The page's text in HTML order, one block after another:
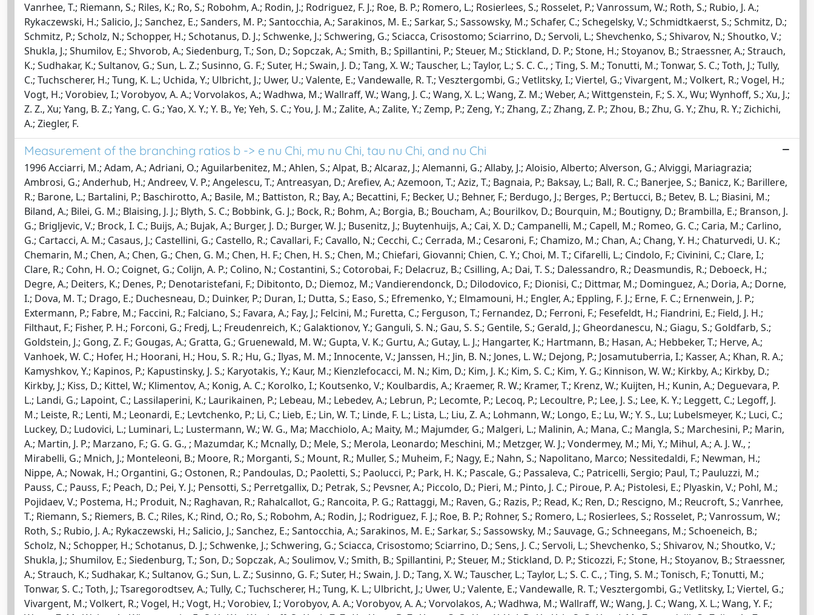
Vanrhee, T.; Riemann, S.; Riles, K.; Ro, S.; Robohm, A.; Rodin, J.; Rodriguez, F. J.; Roe, B. P.; Romero, L.; Rosierlees, S.; Rosselet, P.; Vanrossum, W.; Roth, S.; Rubio, J. A.;
Rykaczewski, H.; Salicio, J.; Sanchez, E.; Sanders, M. P.; Santocchia, A.; Sarakinos, M. E.; Sarkar, S.; Sassowsky, M.; Schafer, C.; Schegelsky, V.; Schmidtkaerst, S.; Schmitz, D.;
Schmitz, P.; Scholz, N.; Schopper, H.; Schotanus, D. J.; Schwenke, J.; Schwering, G.; Sciacca, Crisostomo; Sciarrino, D.; Servoli, L.; Shevchenko, S.; Shivarov, N.; Shoutko, V.;
Shukla, J.; Shumilov, E.; Shvorob, A.; Siedenburg, T.; Son, D.; Sopczak, A.; Smith, B.; Spillantini, P.; Steuer, M.; Stickland, D. P.; Stone, H.; Stoyanov, B.; Straessner, A.; Strauch,
K.; Sudhakar, K.; Sultanov, G.; Sun, L. Z.; Susinno, G. F.; Suter, H.; Swain, J. D.; Tang, X. W.; Tauscher, L.; Taylor, L.; S. C. C., ; Ting, S. M.; Tonutti, M.; Tonwar, S. C.; Toth, J.; Tully,
C.; Tuchscherer, H.; Tung, K. L.; Uchida, Y.; Ulbricht, J.; Uwer, U.; Valente, E.; Vandewalle, R. T.; Vesztergombi, G.; Vetlitsky, I.; Viertel, G.; Vivargent, M.; Volkert, R.; Vogel, H.;
Vogt, H.; Vorobiev, I.; Vorobyov, A. A.; Vorvolakos, A.; Wadhwa, M.; Wallraff, W.; Wang, J. C.; Wang, X. L.; Wang, Z. M.; Weber, A.; Wittgenstein, F.; S. X., Wu; Wynhoff, S.; Xu, J.;
Z. Z., Xu; Yang, B. Z.; Yang, C. G.; Yao, X. Y.; Y. B., Ye; Yeh, S. C.; You, J. M.; Zalite, A.; Zalite, Y.; Zemp, P.; Zeng, Y.; Zhang, Z.; Zhang, Z. P.; Zhou, B.; Zhu, G. Y.; Zhu, R. Y.; Zichichi,
A.; Ziegler, F.
Measurement of the branching ratios b -> e nu Chi, mu nu Chi, tau nu Chi, and nu Chi
1996 Acciarri, M.; Adam, A.; Adriani, O.; Aguilarbenitez, M.; Ahlen, S.; Alpat, B.; Alcaraz, J.; Alemanni, G.; Allaby, J.; Aloisio, Alberto; Alverson, G.; Alviggi, Mariagrazia;
Ambrosi, G.; Anderhub, H.; Andreev, V. P.; Angelescu, T.; Antreasyan, D.; Arefiev, A.; Azemoon, T.; Aziz, T.; Bagnaia, P.; Baksay, L.; Ball, R. C.; Banerjee, S.; Banicz, K.; Barillere,
R.; Barone, L.; Bartalini, P.; Baschirotto, A.; Basile, M.; Battiston, R.; Bay, A.; Becattini, F.; Becker, U.; Behner, F.; Berdugo, J.; Berges, P.; Bertucci, B.; Betev, B. L.; Biasini, M.;
Biland, A.; Bilei, G. M.; Blaising, J. J.; Blyth, S. C.; Bobbink, G. J.; Bock, R.; Bohm, A.; Borgia, B.; Boucham, A.; Bourilkov, D.; Bourquin, M.; Boutigny, D.; Brambilla, E.; Branson, J.
G.; Brigljevic, V.; Brock, I. C.; Buijs, A.; Bujak, A.; Burger, J. D.; Burger, W. J.; Busenitz, J.; Buytenhuijs, A.; Cai, X. D.; Campanelli, M.; Capell, M.; Romeo, G. C.; Caria, M.; Carlino,
G.; Cartacci, A. M.; Casaus, J.; Castellini, G.; Castello, R.; Cavallari, F.; Cavallo, N.; Cecchi, C.; Cerrada, M.; Cesaroni, F.; Chamizo, M.; Chan, A.; Chang, Y. H.; Chaturvedi, U. K.;
Chemarin, M.; Chen, A.; Chen, G.; Chen, G. M.; Chen, H. F.; Chen, H. S.; Chen, M.; Chiefari, Giovanni; Chien, C. Y.; Choi, M. T.; Cifarelli, L.; Cindolo, F.; Civinini, C.; Clare, I.;
Clare, R.; Cohn, H. O.; Coignet, G.; Colijn, A. P.; Colino, N.; Costantini, S.; Cotorobai, F.; Delacruz, B.; Csilling, A.; Dai, T. S.; Dalessandro, R.; Deasmundis, R.; Deboeck, H.;
Degre, A.; Deiters, K.; Denes, P.; Denotaristefani, F.; Dibitonto, D.; Diemoz, M.; Vandierendonck, D.; Dilodovico, F.; Dionisi, C.; Dittmar, M.; Dominguez, A.; Doria, A.; Dorne,
I.; Dova, M. T.; Drago, E.; Duchesneau, D.; Duinker, P.; Duran, I.; Dutta, S.; Easo, S.; Efremenko, Y.; Elmamouni, H.; Engler, A.; Eppling, F. J.; Erne, F. C.; Ernenwein, J. P.;
Extermann, P.; Fabre, M.; Faccini, R.; Falciano, S.; Favara, A.; Fay, J.; Felcini, M.; Furetta, C.; Ferguson, T.; Fernandez, D.; Ferroni, F.; Fesefeldt, H.; Fiandrini, E.; Field, J. H.;
Filthaut, F.; Fisher, P. H.; Forconi, G.; Fredj, L.; Freudenreich, K.; Galaktionov, Y.; Ganguli, S. N.; Gau, S. S.; Gentile, S.; Gerald, J.; Gheordanescu, N.; Giagu, S.; Goldfarb, S.;
Goldstein, J.; Gong, Z. F.; Gougas, A.; Gratta, G.; Gruenewald, M. W.; Gupta, V. K.; Gurtu, A.; Gutay, L. J.; Hangarter, K.; Hartmann, B.; Hasan, A.; Hebbeker, T.; Herve, A.;
Vanhoek, W. C.; Hofer, H.; Hoorani, H.; Hou, S. R.; Hu, G.; Ilyas, M. M.; Innocente, V.; Janssen, H.; Jin, B. N.; Jones, L. W.; Dejong, P.; Josamutuberria, I.; Kasser, A.; Khan, R. A.;
Kamyshkov, Y.; Kapinos, P.; Kapustinsky, J. S.; Karyotakis, Y.; Kaur, M.; Kienzlefocacci, M. N.; Kim, D.; Kim, J. K.; Kim, S. C.; Kim, Y. G.; Kinnison, W. W.; Kirkby, A.; Kirkby, D.;
Kirkby, J.; Kiss, D.; Kittel, W.; Klimentov, A.; Konig, A. C.; Korolko, I.; Koutsenko, V.; Koulbardis, A.; Kraemer, R. W.; Kramer, T.; Krenz, W.; Kuijten, H.; Kunin, A.; Deguevara, P.
L.; Landi, G.; Lapoint, C.; Lassilaperini, K.; Laurikainen, P.; Lebeau, M.; Lebedev, A.; Lebrun, P.; Lecomte, P.; Lecoq, P.; Lecoultre, P.; Lee, J. S.; Lee, K. Y.; Leggett, C.; Legoff, J.
M.; Leiste, R.; Lenti, M.; Leonardi, E.; Levtchenko, P.; Li, C.; Lieb, E.; Lin, W. T.; Linde, F. L.; Lista, L.; Liu, Z. A.; Lohmann, W.; Longo, E.; Lu, W.; Y. S., Lu; Lubelsmeyer, K.; Luci, C.;
Luckey, D.; Ludovici, L.; Luminari, L.; Lustermann, W.; W. G., Ma; Macchiolo, A.; Maity, M.; Majumder, G.; Malgeri, L.; Malinin, A.; Mana, C.; Mangla, S.; Marchesini, P.; Marin,
A.; Martin, J. P.; Marzano, F.; G. G. G., ; Mazumdar, K.; Mcnally, D.; Mele, S.; Merola, Leonardo; Meschini, M.; Metzger, W. J.; Vondermey, M.; Mi, Y.; Mihul, A.; A. J. W., ;
Mirabelli, G.; Mnich, J.; Monteleoni, B.; Moore, R.; Morganti, S.; Mount, R.; Muller, S.; Muheim, F.; Nagy, E.; Nahn, S.; Napolitano, Marco; Nessitedaldi, F.; Newman, H.;
Nippe, A.; Nowak, H.; Organtini, G.; Ostonen, R.; Pandoulas, D.; Paoletti, S.; Paolucci, P.; Park, H. K.; Pascale, G.; Passaleva, C.; Patricelli, Sergio; Paul, T.; Pauluzzi, M.;
Pauss, C.; Pauss, F.; Peach, D.; Pei, Y. J.; Pensotti, S.; Perretgallix, D.; Petrak, S.; Pevsner, A.; Piccolo, D.; Pieri, M.; Pinto, J. C.; Piroue, P. A.; Pistolesi, E.; Plyaskin, V.; Pohl, M.;
Pojidaev, V.; Postema, H.; Produit, N.; Raghavan, R.; Rahalcallot, G.; Rancoita, P. G.; Rattaggi, M.; Raven, G.; Razis, P.; Read, K.; Ren, D.; Rescigno, M.; Reucroft, S.; Vanrhee,
T.; Riemann, S.; Riemers, B. C.; Riles, K.; Rind, O.; Ro, S.; Robohm, A.; Rodin, J.; Rodriguez, F. J.; Roe, B. P.; Rohner, S.; Romero, L.; Rosierlees, S.; Rosselet, P.; Vanrossum, W.;
Roth, S.; Rubio, J. A.; Rykaczewski, H.; Salicio, J.; Sanchez, E.; Santocchia, A.; Sarakinos, M. E.; Sarkar, S.; Sassowsky, M.; Sauvage, G.; Schneegans, M.; Schoeneich, B.;
Scholz, N.; Schopper, H.; Schotanus, D. J.; Schwenke, J.; Schwering, G.; Sciacca, Crisostomo; Sciarrino, D.; Sens, J. C.; Servoli, L.; Shevchenko, S.; Shivarov, N.; Shoutko, V.;
Shukla, J.; Shumilov, E.; Siedenburg, T.; Son, D.; Sopczak, A.; Soulimov, V.; Smith, B.; Spillantini, P.; Steuer, M.; Stickland, D. P.; Sticozzi, F.; Stone, H.; Stoyanov, B.; Straessner,
A.; Strauch, K.; Sudhakar, K.; Sultanov, G.; Sun, L. Z.; Susinno, G. F.; Suter, H.; Swain, J. D.; Tang, X. W.; Tauscher, L.; Taylor, L.; S. C. C., ; Ting, S. M.; Tonisch, F.; Tonutti, M.;
Tonwar, S. C.; Toth, J.; Tsaregorodtsev, A.; Tully, C.; Tuchscherer, H.; Tung, K. L.; Ulbricht, J.; Uwer, U.; Valente, E.; Vandewalle, R. T.; Vesztergombi, G.; Vetlitsky, I.; Viertel, G.;
Vivargent, M.; Volkert, R.; Vogel, H.; Vogt, H.; Vorobiev, I.; Vorobyov, A. A.; Vorobyov, A. A.; Vorvolakos, A.; Wadhwa, M.; Wallraff, W.; Wang, J. C.; Wang, X. L.; Wang, Y. F.;